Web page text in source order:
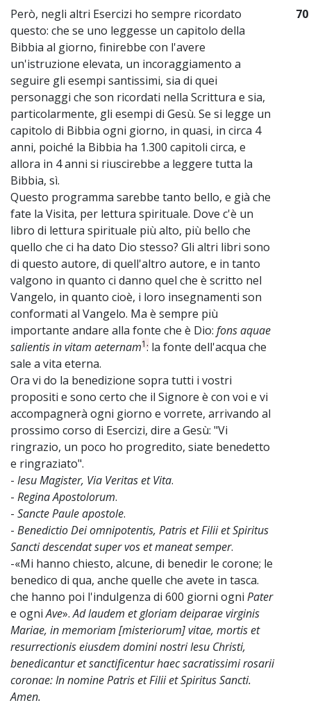
Però, negli altri Esercizi ho sempre ricordato
questo: che se uno leggesse un capitolo della
Bibbia al giorno, finirebbe con l'avere
un'istruzione elevata, un incoraggiamento a
seguire gli esempi santissimi, sia di quei
personaggi che son ricordati nella Scrittura e sia,
particolarmente, gli esempi di Gesù. Se si legge un
capitolo di Bibbia ogni giorno, in quasi, in circa 4
anni, poiché la Bibbia ha 1.300 capitoli circa, e
allora in 4 anni si riuscirebbe a leggere tutta la
Bibbia, sì.
Questo programma sarebbe tanto bello, e già che
fate la Visita, per lettura spirituale. Dove c'è un
libro di lettura spirituale più alto, più bello che
quello che ci ha dato Dio stesso? Gli altri libri sono
di questo autore, di quell'altro autore, e in tanto
valgono in quanto ci danno quel che è scritto nel
Vangelo, in quanto cioè, i loro insegnamenti son
conformati al Vangelo. Ma è sempre più
importante andare alla fonte che è Dio: fons aquae
salientis in vitam aeternam1: la fonte dell'acqua che
sale a vita eterna.
Ora vi do la benedizione sopra tutti i vostri
propositi e sono certo che il Signore è con voi e vi
accompagnerà ogni giorno e vorrete, arrivando al
prossimo corso di Esercizi, dire a Gesù: "Vi
ringrazio, un poco ho progredito, siate benedetto
e ringraziato".
- Iesu Magister, Via Veritas et Vita.
- Regina Apostolorum.
- Sancte Paule apostole.
- Benedictio Dei omnipotentis, Patris et Filii et Spiritus
Sancti descendat super vos et maneat semper.
-«Mi hanno chiesto, alcune, di benedir le corone; le
benedico di qua, anche quelle che avete in tasca.
che hanno poi l'indulgenza di 600 giorni ogni Pater
e ogniAve».Ad laudem et gloriam deiparae virginis
Mariae, in memoriam [misteriorum] vitae, mortis et
resurrectionis eiusdem domini nostri Iesu Christi,
benedicantur et sanctificentur haec sacratissimi rosarii
coronae: In nomine Patris et Filii et Spiritus Sancti.
Amen.
70